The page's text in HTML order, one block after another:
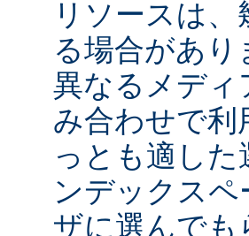
リソースは
る場合があ
異なるメディ
み合わせで利
っとも適し
ンデックス
ザに選んでも